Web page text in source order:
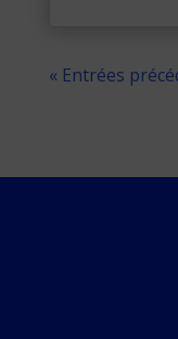
« Entrées